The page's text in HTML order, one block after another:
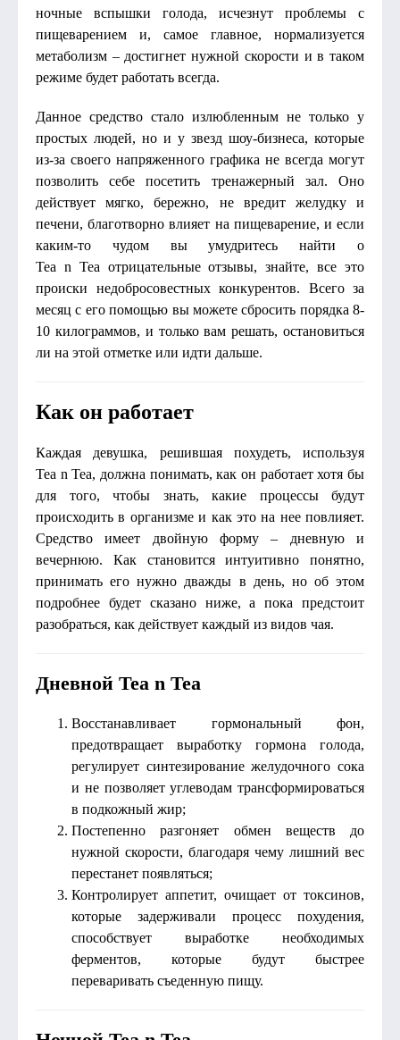
ночные вспышки голода, исчезнут проблемы с
пищеварением и, самое главное, нормализуется
метаболизм – достигнет нужной скорости и в таком
режиме будет работать всегда.
Данное средство стало излюбленным не только у
простых людей, но и у звезд шоу-бизнеса, которые
из-за своего напряженного графика не всегда могут
позволить себе посетить тренажерный зал. Оно
действует мягко, бережно, не вредит желудку и
печени, благотворно влияет на пищеварение, и если
каким-то чудом вы умудритесь найти о
Tea n Tea отрицательные отзывы, знайте, все это
происки недобросовестных конкурентов. Всего за
месяц с его помощью вы можете сбросить порядка 8-
10 килограммов, и только вам решать, остановиться
ли на этой отметке или идти дальше.
Как он работает
Каждая девушка, решившая похудеть, используя
Tea n Tea, должна понимать, как он работает хотя бы
для того, чтобы знать, какие процессы будут
происходить в организме и как это на нее повлияет.
Средство имеет двойную форму – дневную и
вечернюю. Как становится интуитивно понятно,
принимать его нужно дважды в день, но об этом
подробнее будет сказано ниже, а пока предстоит
разобраться, как действует каждый из видов чая.
Дневной Tea n Tea
Восстанавливает гормональный фон,
предотвращает выработку гормона голода,
регулирует синтезирование желудочного сока
и не позволяет углеводам трансформироваться
в подкожный жир;
Постепенно разгоняет обмен веществ до
нужной скорости, благодаря чему лишний вес
перестанет появляться;
Контролирует аппетит, очищает от токсинов,
которые задерживали процесс похудения,
способствует выработке необходимых
ферментов, которые будут быстрее
переваривать съеденную пищу.